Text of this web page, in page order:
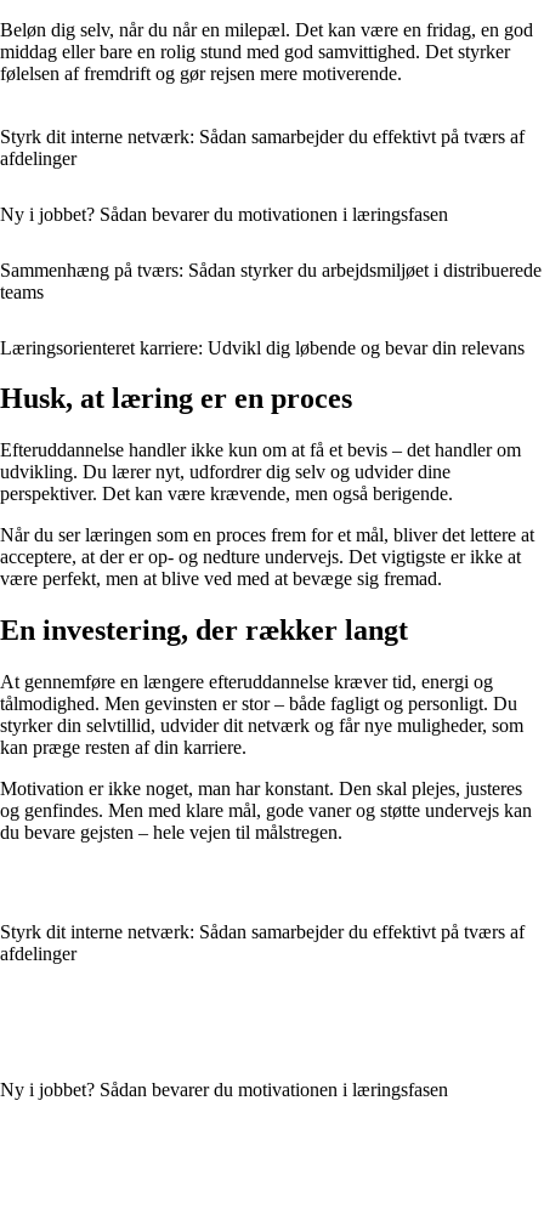
Beløn dig selv, når du når en milepæl. Det kan være en fridag, en god
middag eller bare en rolig stund med god samvittighed. Det styrker
følelsen af fremdrift og gør rejsen mere motiverende.
Styrk dit interne netværk: Sådan samarbejder du effektivt på tværs af
afdelinger
Ny i jobbet? Sådan bevarer du motivationen i læringsfasen
Sammenhæng på tværs: Sådan styrker du arbejdsmiljøet i distribuerede
teams
Læringsorienteret karriere: Udvikl dig løbende og bevar din relevans
Husk, at læring er en proces
Efteruddannelse handler ikke kun om at få et bevis – det handler om
udvikling. Du lærer nyt, udfordrer dig selv og udvider dine
perspektiver. Det kan være krævende, men også berigende.
Når du ser læringen som en proces frem for et mål, bliver det lettere at
acceptere, at der er op- og nedture undervejs. Det vigtigste er ikke at
være perfekt, men at blive ved med at bevæge sig fremad.
En investering, der rækker langt
At gennemføre en længere efteruddannelse kræver tid, energi og
tålmodighed. Men gevinsten er stor – både fagligt og personligt. Du
styrker din selvtillid, udvider dit netværk og får nye muligheder, som
kan præge resten af din karriere.
Motivation er ikke noget, man har konstant. Den skal plejes, justeres
og genfindes. Men med klare mål, gode vaner og støtte undervejs kan
du bevare gejsten – hele vejen til målstregen.
Styrk dit interne netværk: Sådan samarbejder du effektivt på tværs af
afdelinger
Ny i jobbet? Sådan bevarer du motivationen i læringsfasen